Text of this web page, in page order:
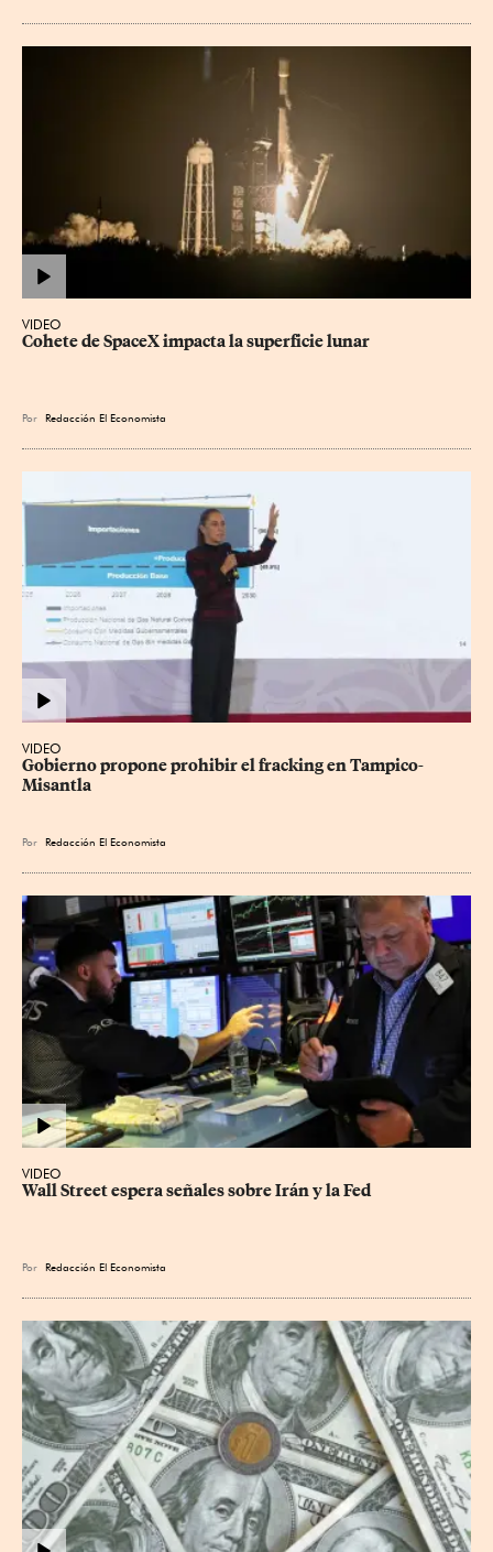
VIDEO
Cohete de SpaceX impacta la superficie lunar
Por Redacción El Economista
VIDEO
Gobierno propone prohibir el fracking en Tampico-
Misantla
Por Redacción El Economista
VIDEO
Wall Street espera señales sobre Irán y la Fed
Por Redacción El Economista